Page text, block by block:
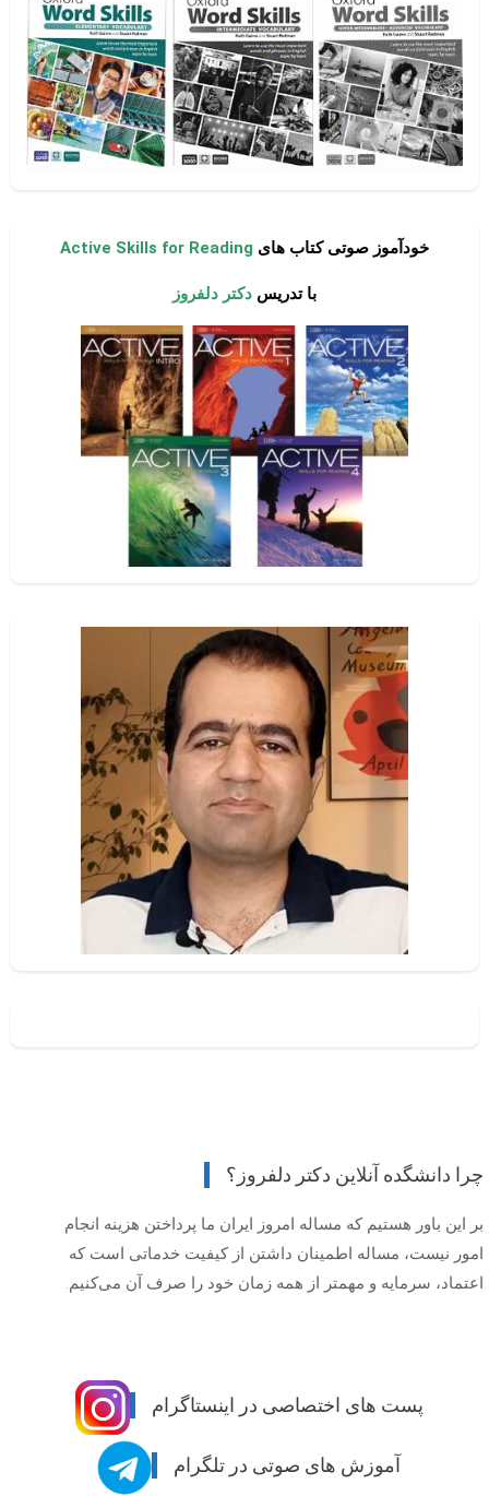
خودآموز صوتی کتاب های Active Skills for Reading
با تدریس دکتر دلفروز
چرا دانشگده آنلاین دکتر دلفروز؟
بر این باور هستیم که مساله امروز ایران ما پرداختن هزینه انجام
امور نیست، مساله اطمینان داشتن از کیفیت خدماتی است که
اعتماد، سرمایه و مهمتر از همه زمان خود را صرف آن می‌کنیم.
پست های اختصاصی در اینستاگرام
آموزش های صوتی در تلگرام